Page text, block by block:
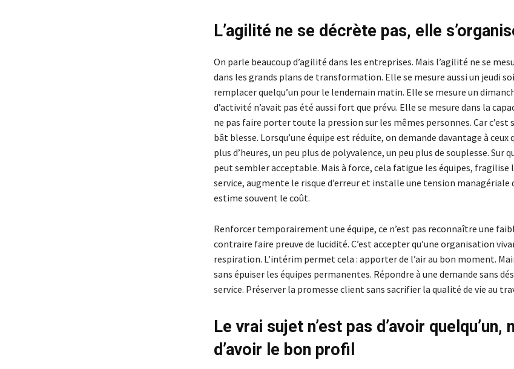
L’agilité ne se décrète pas, elle
On parle beaucoup d’agilité dans les entreprises. Mais l’agilité ne se
dans les grands plans de transformation. Elle se mesure aussi un jeudi
remplacer quelqu’un pour le lendemain matin. Elle se mesure un
d’activité n’avait pas été aussi fort que prévu. Elle se mesure dans la
ne pas faire porter toute la pression sur les mêmes personnes. Car c’est
bât blesse. Lorsqu’une équipe est réduite, on demande davantage à ceux
plus d’heures, un peu plus de polyvalence, un peu plus de souplesse. Sur
peut sembler acceptable. Mais à force, cela fatigue les équipes, fragilise
service, augmente le risque d’erreur et installe une tension managériale
estime souvent le coût.
Renforcer temporairement une équipe, ce n’est pas reconnaître une
contraire faire preuve de lucidité. C’est accepter qu’une organisation
respiration. L’intérim permet cela : apporter de l’air au bon moment.
sans épuiser les équipes permanentes. Répondre à une demande sans
service. Préserver la promesse client sans sacrifier la qualité de vie au
Le vrai sujet n’est pas d’avoir quelqu’un,
d’avoir le bon profil